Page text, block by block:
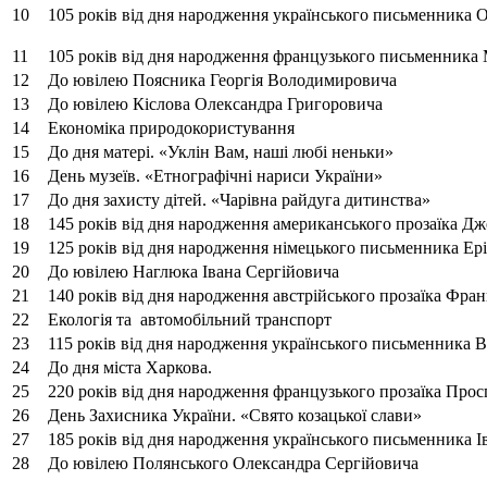
10 105 років від дня народження українського письменника
11
105 років від дня народження французького
12
До ювілею Поясника Георгія Володимировича
13
До ювілею Кіслова Олександра Григоровича
14
Економіка природокористування
15
До дня матері. «Уклін Вам, наші любі неньки»
16
День музеїв. «Етнографічні нариси України»
17
До дня захисту дітей. «Чарівна райдуга дитинства»
18
145 років від дня народження американського прозаїка
19
125 років від дня народження німецького письменника
20
До ювілею Наглюка Івана Сергійовича
21
140 років від дня народження австрійського прозаїка
22
Екологія та автомобільний транспорт
23
115 років від дня народження українського письменника
24
До дня міста Харкова.
25
220 років від дня народження французького прозаїка
26
День Захисника України. «Свято козацької слави»
27
185 років від дня народження українського письменника
28
До ювілею Полянського Олександра Сергійовича